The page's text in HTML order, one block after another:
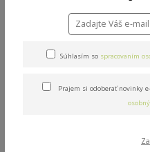
Double BVH
Súhlasím so spracovaním
Prajem si odoberať novinky